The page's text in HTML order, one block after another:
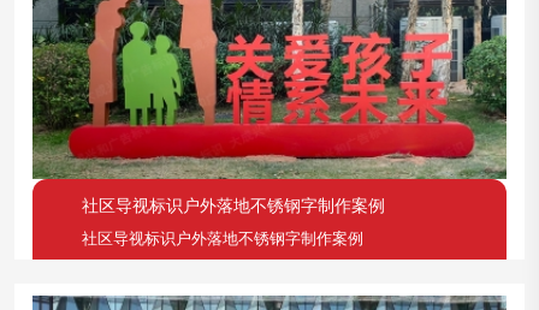
社区导视标识户外落地不锈钢字制作案例
社区导视标识户外落地不锈钢字制作案例